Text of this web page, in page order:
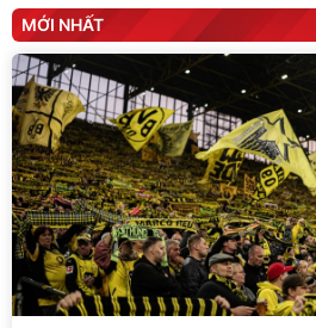
MỚI NHẤT